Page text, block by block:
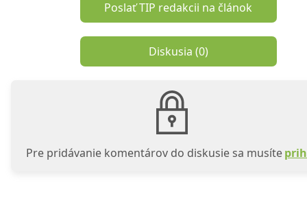
Poslať TIP redakcii na článok
Diskusia (0)
Pre pridávanie komentárov do diskusie sa musíte